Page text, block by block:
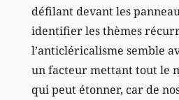
défilant devant les
identifier les thèmes
l’anticléricalisme semble
un facteur mettant tout le
qui peut étonner, car de